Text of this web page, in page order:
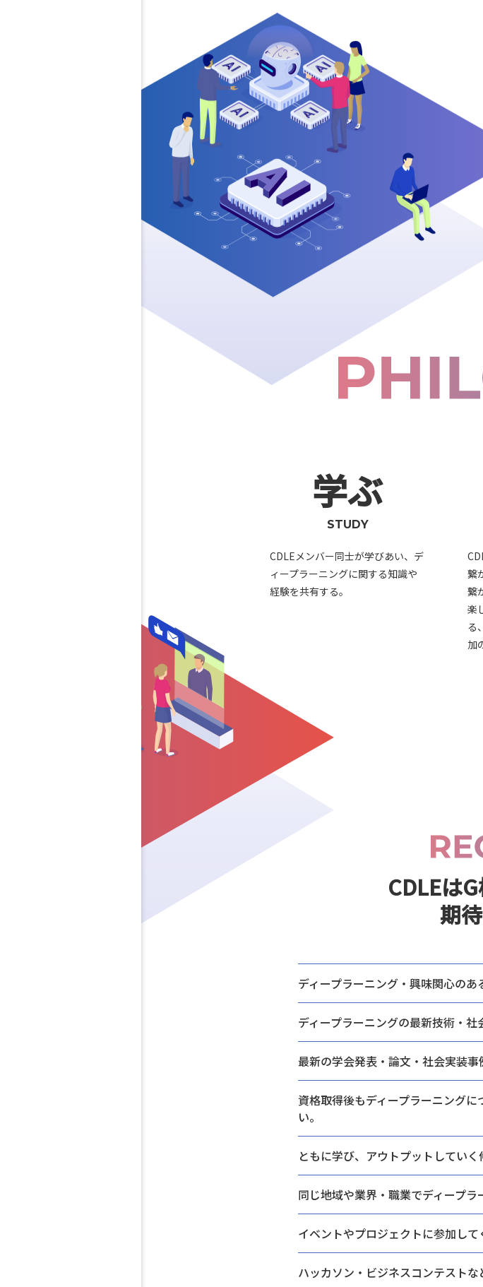
学ぶ
STUDY
CDLEメンバー同士が学びあい、デ
ィープラーニングに関する知識や
経験を共有する。
繋
繋
楽
る
加
CDLEは
期
ディープラーニング・興味関心のあ
ディープラーニングの最新技術・ 社
最新の学会発表・論文・社会実装事
資格取得後もディープラーニングに
い。
ともに学び、 アウトプットしていく
同じ地域や業界・職業でディープラ
イベントやプロジェクトに参加して
ハッカソン・ビジネスコンテストな